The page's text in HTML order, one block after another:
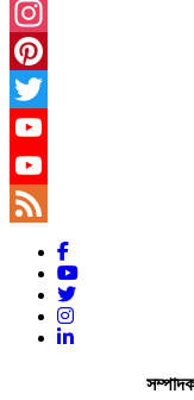
Facebook
Instagram
Pinterest
Twitter
YouTube
YouTube
Channel